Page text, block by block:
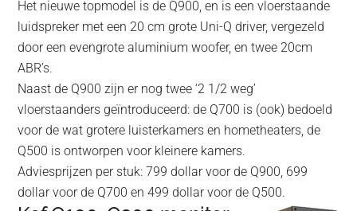
Het nieuwe topmodel is de Q900, en is een vloerstaande
luidspreker met een 20 cm grote Uni-Q driver, vergezeld
door een evengrote aluminium woofer, en twee 20cm
ABR’s.
Naast de Q900 zijn er nog twee ‘2 1/2 weg’
vloerstaanders geïntroduceerd: de Q700 is (ook) bedoeld
voor de wat grotere luisterkamers en hometheaters, de
Q500 is ontworpen voor kleinere kamers.
Adviesprijzen per stuk: 799 dollar voor de Q900, 699
dollar voor de Q700 en 499 dollar voor de Q500.